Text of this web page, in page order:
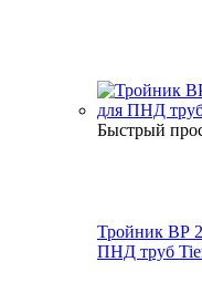
Быстрый
Тройник ВР
ПНД труб